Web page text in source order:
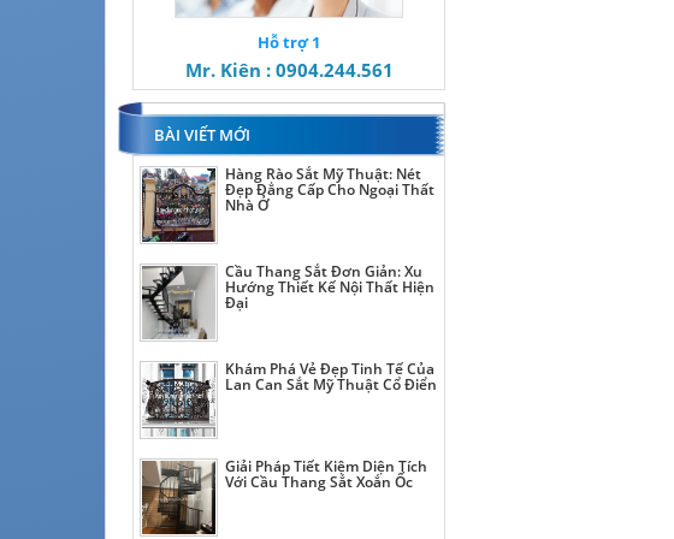
Hỗ trợ 1
Mr. Kiên : 0904.244.561
BÀI VIẾT MỚI
Hàng Rào Sắt Mỹ Thuật: Nét
Đẹp Đẳng Cấp Cho Ngoại Thất
Nhà Ở
Cầu Thang Sắt Đơn Giản: Xu
Hướng Thiết Kế Nội Thất Hiện
Đại
Khám Phá Vẻ Đẹp Tinh Tế Của
Lan Can Sắt Mỹ Thuật Cổ Điển
Giải Pháp Tiết Kiệm Diện Tích
Với Cầu Thang Sắt Xoắn Ốc